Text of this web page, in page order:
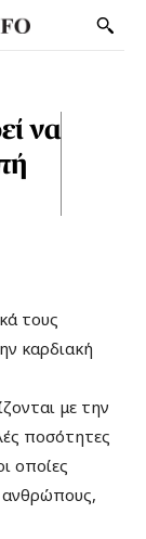
να
τους
καρδιακή
με την
ποσότητες
οποίες
ανθρώπους,